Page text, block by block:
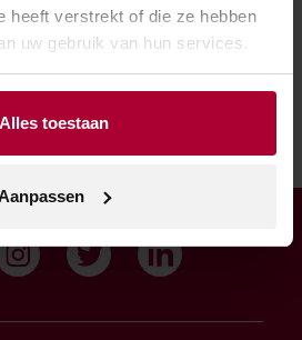
heeft verstrekt of die ze hebben
uw gebruik van hun services.
Alles toestaan
vind het dichtstbijzijnde
verkooppunt.